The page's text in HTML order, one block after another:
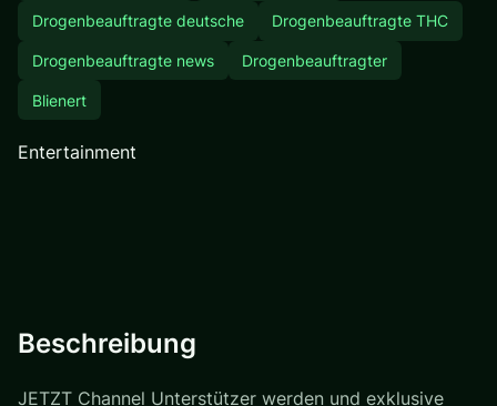
Drogenbeauftragte deutsche Drogenbeauftragte THC
Drogenbeauftragte news Drogenbeauftragter
Blienert
Entertainment
Beschreibung
JETZT Channel Unterstützer werden und exklusive